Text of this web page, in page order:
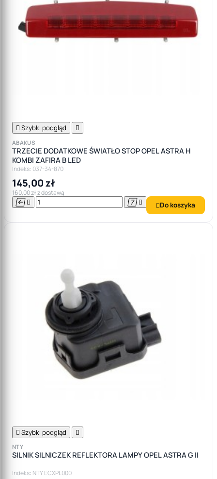
 Szybki podgląd 
ABAKUS
TRZECIE DODATKOWE ŚWIATŁO STOP OPEL ASTRA H
KOMBI ZAFIRA B LED
Indeks: 037-34-870
145,00 zł
160,00 zł z dostawą
    Do koszyka
 Szybki podgląd 
NTY
SILNIK SILNICZEK REFLEKTORA LAMPY OPEL ASTRA G II
Indeks: NTY ECXPL000